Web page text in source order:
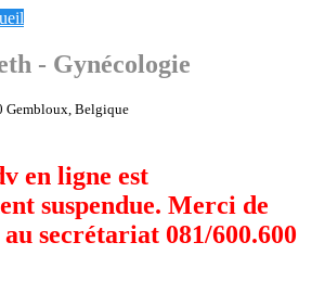
- Gynécologie
Gembloux, Belgique
en ligne est
suspendue. Merci de
secrétariat 081/600.600